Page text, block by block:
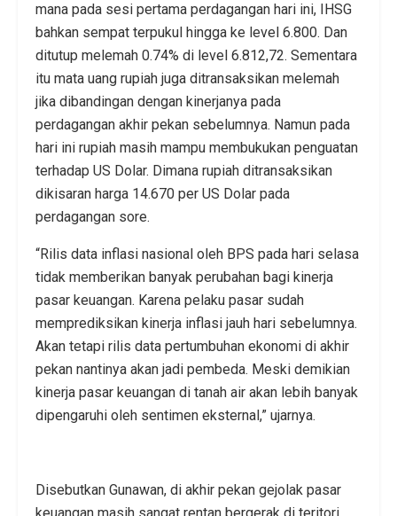
mana pada sesi pertama perdagangan hari ini, IHSG
bahkan sempat terpukul hingga ke level 6.800. Dan
ditutup melemah 0.74% di level 6.812,72. Sementara
itu mata uang rupiah juga ditransaksikan melemah
jika dibandingan dengan kinerjanya pada
perdagangan akhir pekan sebelumnya. Namun pada
hari ini rupiah masih mampu membukukan penguatan
terhadap US Dolar. Dimana rupiah ditransaksikan
dikisaran harga 14.670 per US Dolar pada
perdagangan sore.
“Rilis data inflasi nasional oleh BPS pada hari selasa
tidak memberikan banyak perubahan bagi kinerja
pasar keuangan. Karena pelaku pasar sudah
memprediksikan kinerja inflasi jauh hari sebelumnya.
Akan tetapi rilis data pertumbuhan ekonomi di akhir
pekan nantinya akan jadi pembeda. Meski demikian
kinerja pasar keuangan di tanah air akan lebih banyak
dipengaruhi oleh sentimen eksternal,” ujarnya.
Disebutkan Gunawan, di akhir pekan gejolak pasar